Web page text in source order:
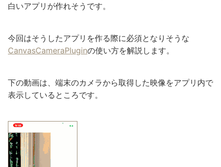
白いアプリが作れそうです。
今回はそうしたアプリを作る際に必須となりそうな
CanvasCameraPluginの使い方を解説します。
下の動画は、端末のカメラから取得した映像をアプリ内で
表示しているところです。